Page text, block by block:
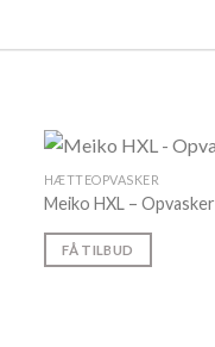
HÆTTEOPVASKER
Meiko HXL – Opvasker
FÅ TILBUD